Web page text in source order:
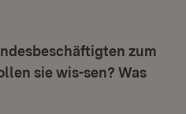
zum
sie wis-sen? Was